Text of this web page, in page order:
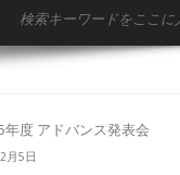
年度 アドバンス発表会
月5日